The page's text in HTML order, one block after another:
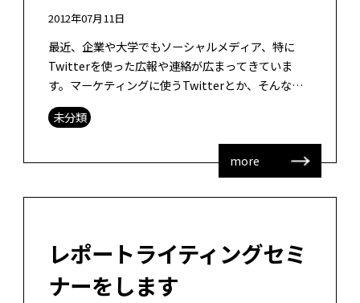
2012年07月11日
最近、企業や大学でもソーシャルメディア、特に
Twitterを使った広報や連絡が広まってきていま
す。マーケティングに使うTwitterとか、そんなノ
ウハウ本みたいなものまで現れています。Twitter
と連動したWebページ […]
未分類
more
レポートライティングセミ
ナーをします